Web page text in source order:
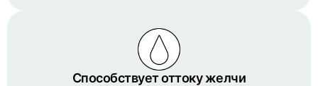
Способствует оттоку желчи